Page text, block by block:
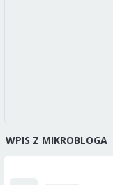
WPIS Z MIKROBLOGA